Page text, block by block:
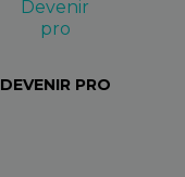
DEVENIR PRO